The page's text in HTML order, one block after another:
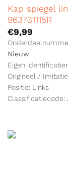
Kap spiegel
963731115R
€9,99
Nieuw
Eigen
Origineel /
Positie: Links
Classificatiecode: